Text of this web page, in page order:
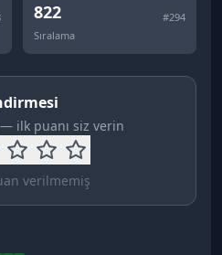
822 #294
Sıralama
ilk puanı siz verin
verilmemiş